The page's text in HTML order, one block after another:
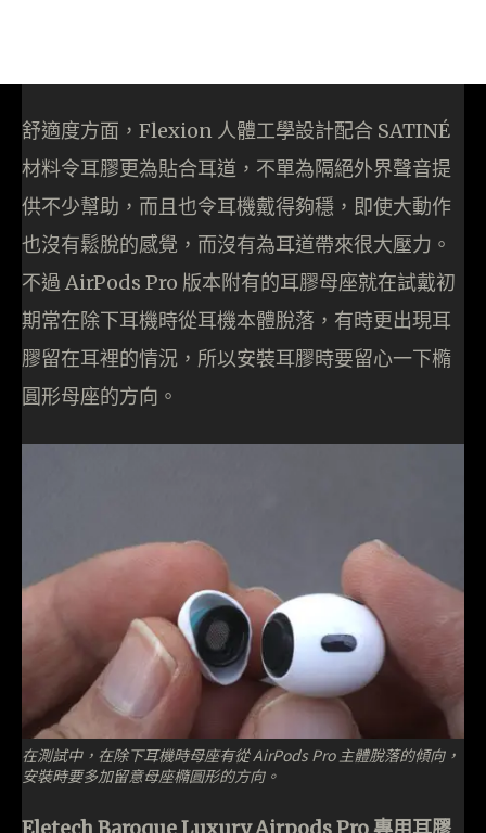
舒適度方面，Flexion 人體工學設計配合 SATINÉ
材料令耳膠更為貼合耳道，不單為隔絕外界聲音提
供不少幫助，而且也令耳機戴得夠穩，即使大動作
也沒有鬆脫的感覺，而沒有為耳道帶來很大壓力。
不過 AirPods Pro 版本附有的耳膠母座就在試戴初
期常在除下耳機時從耳機本體脫落，有時更出現耳
膠留在耳裡的情況，所以安裝耳膠時要留心一下橢
圓形母座的方向。
在測試中，在除下耳機時母座有從 AirPods Pro 主體脫落的傾向，
安裝時要多加留意母座橢圓形的方向。